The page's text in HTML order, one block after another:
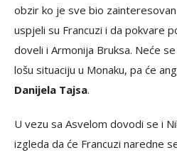
obzir ko je sve bio
uspjeli su Francuzi i da pokvare
doveli i Armonija Bruksa. Neće
lošu situaciju u Monaku, pa će
Danijela Tajsa.
U vezu sa Asvelom dovodi se i
izgleda da će Francuzi naredne